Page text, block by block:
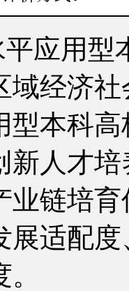
用型
域经济
型本科
新人才
业链培
展适配